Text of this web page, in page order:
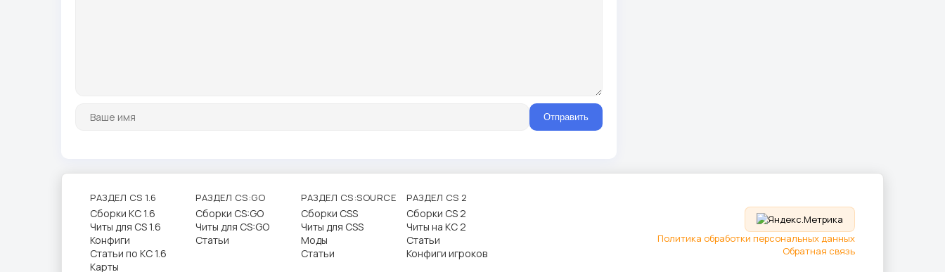
Отправить
РАЗДЕЛ CS 1.6
Сборки КС 1.6
Читы для CS 1.6
Конфиги
Статьи по КС 1.6
Карты
РАЗДЕЛ CS:GO
Сборки CS:GO
Читы для CS:GO
Статьи
РАЗДЕЛ CS:SOURCE
Сборки CSS
Читы для CSS
Моды
Статьи
РАЗДЕЛ CS 2
Сборки CS 2
Читы на КС 2
Статьи
Конфиги игроков
Политика обработки персональных данных
Обратная связь